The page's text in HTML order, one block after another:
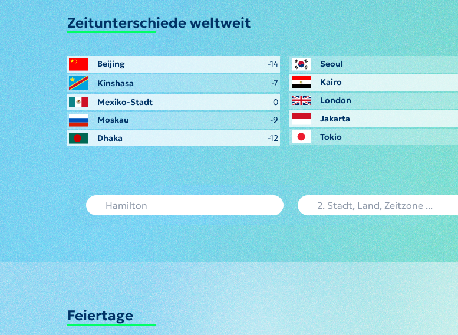
Zeitunterschiede weltweit
Beijing
-14
Kinshasa
-7
Mexiko-Stadt
0
Moskau
-9
Dhaka
-12
Seoul
Kairo
London
Jakarta
Tokio
Feiertage